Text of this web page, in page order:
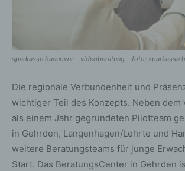
sparkasse hannover – videoberatung – foto: sparkasse
Die regionale Verbundenheit und
wichtiger Teil des Konzepts. Neben dem
als einem Jahr gegründeten Pilotteam
in Gehrden, Langenhagen/Lehrte und
weitere Beratungsteams für junge
Start. Das BeratungsCenter in Gehrden